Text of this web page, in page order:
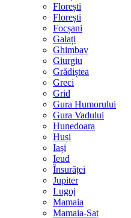
Florești
Florești
Focșani
Galați
Ghimbav
Giurgiu
Grădiștea
Greci
Grid
Gura Humorului
Gura Vadului
Hunedoara
Huși
Iași
Ieud
Însurăței
Jupiter
Lugoj
Mamaia
Mamaia-Sat